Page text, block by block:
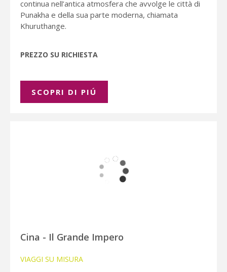
continua nell’antica atmosfera che avvolge le città di
Punakha e della sua parte moderna, chiamata
Khuruthange.
PREZZO SU RICHIESTA
SCOPRI DI PIÚ
Cina - Il Grande Impero
VIAGGI SU MISURA